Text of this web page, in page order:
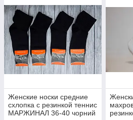
Женские носки средние
схлопка с резинкой теннис
МАРЖИНАЛ 36-40 чорний